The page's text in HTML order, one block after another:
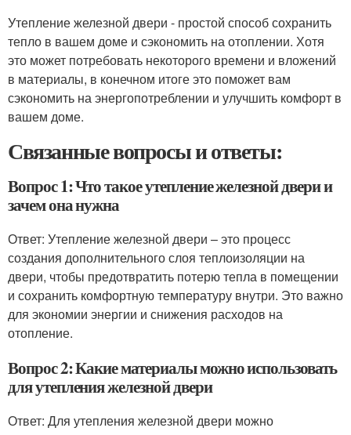
Утепление железной двери - простой способ сохранить
тепло в вашем доме и сэкономить на отоплении. Хотя
это может потребовать некоторого времени и вложений
в материалы, в конечном итоге это поможет вам
сэкономить на энергопотреблении и улучшить комфорт в
вашем доме.
Связанные вопросы и ответы:
Вопрос 1: Что такое утепление железной двери и
зачем она нужна
Ответ: Утепление железной двери – это процесс
создания дополнительного слоя теплоизоляции на
двери, чтобы предотвратить потерю тепла в помещении
и сохранить комфортную температуру внутри. Это важно
для экономии энергии и снижения расходов на
отопление.
Вопрос 2: Какие материалы можно использовать
для утепления железной двери
Ответ: Для утепления железной двери можно